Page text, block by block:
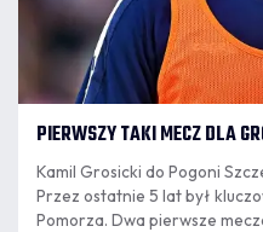
PIERWSZY TAKI MECZ DLA
Kamil Grosicki do Pogoni
Przez ostatnie 5 lat był
Pomorza. Dwa pierwsze